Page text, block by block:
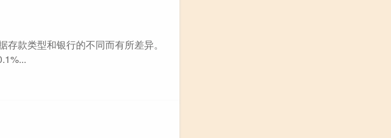
款类型和银行的不同而有所差异。